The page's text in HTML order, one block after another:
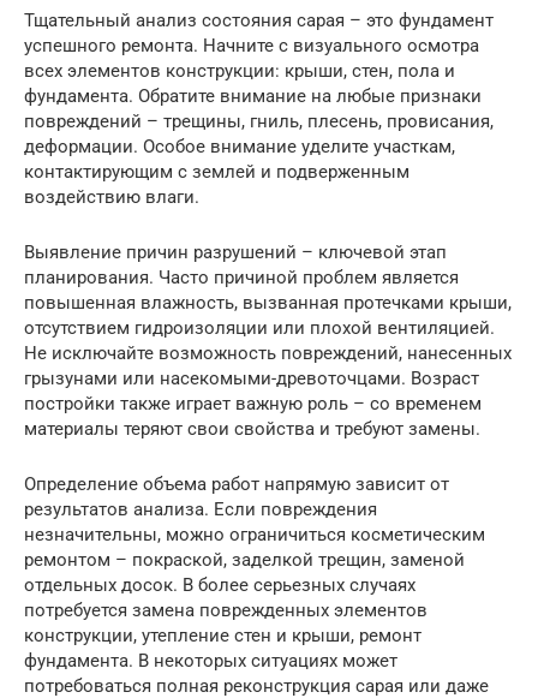
Тщательный анализ состояния сарая – это фундамент
успешного ремонта. Начните с визуального осмотра
всех элементов конструкции: крыши, стен, пола и
фундамента. Обратите внимание на любые признаки
повреждений – трещины, гниль, плесень, провисания,
деформации. Особое внимание уделите участкам,
контактирующим с землей и подверженным
воздействию влаги.
Выявление причин разрушений – ключевой этап
планирования. Часто причиной проблем является
повышенная влажность, вызванная протечками крыши,
отсутствием гидроизоляции или плохой вентиляцией.
Не исключайте возможность повреждений, нанесенных
грызунами или насекомыми-древоточцами. Возраст
постройки также играет важную роль – со временем
материалы теряют свои свойства и требуют замены.
Определение объема работ напрямую зависит от
результатов анализа. Если повреждения
незначительны, можно ограничиться косметическим
ремонтом – покраской, заделкой трещин, заменой
отдельных досок. В более серьезных случаях
потребуется замена поврежденных элементов
конструкции, утепление стен и крыши, ремонт
фундамента. В некоторых ситуациях может
потребоваться полная реконструкция сарая или даже